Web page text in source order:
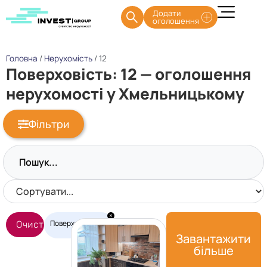
Додати
оголошення
Головна / Нерухомість /12
Поверховість: 12 — оголошення
нерухомості у Хмельницькому
Фільтри
Очистити фільтри
Поверховість:12
×
Завантажити
більше